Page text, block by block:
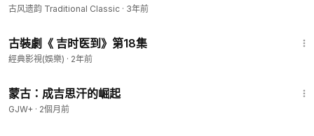
古风遗韵 Traditional Classic · 3年前
古裝劇《 吉时医到》第18集
經典影視(娛樂) · 2年前
蒙古：成吉思汗的崛起
GJW+ · 2個月前